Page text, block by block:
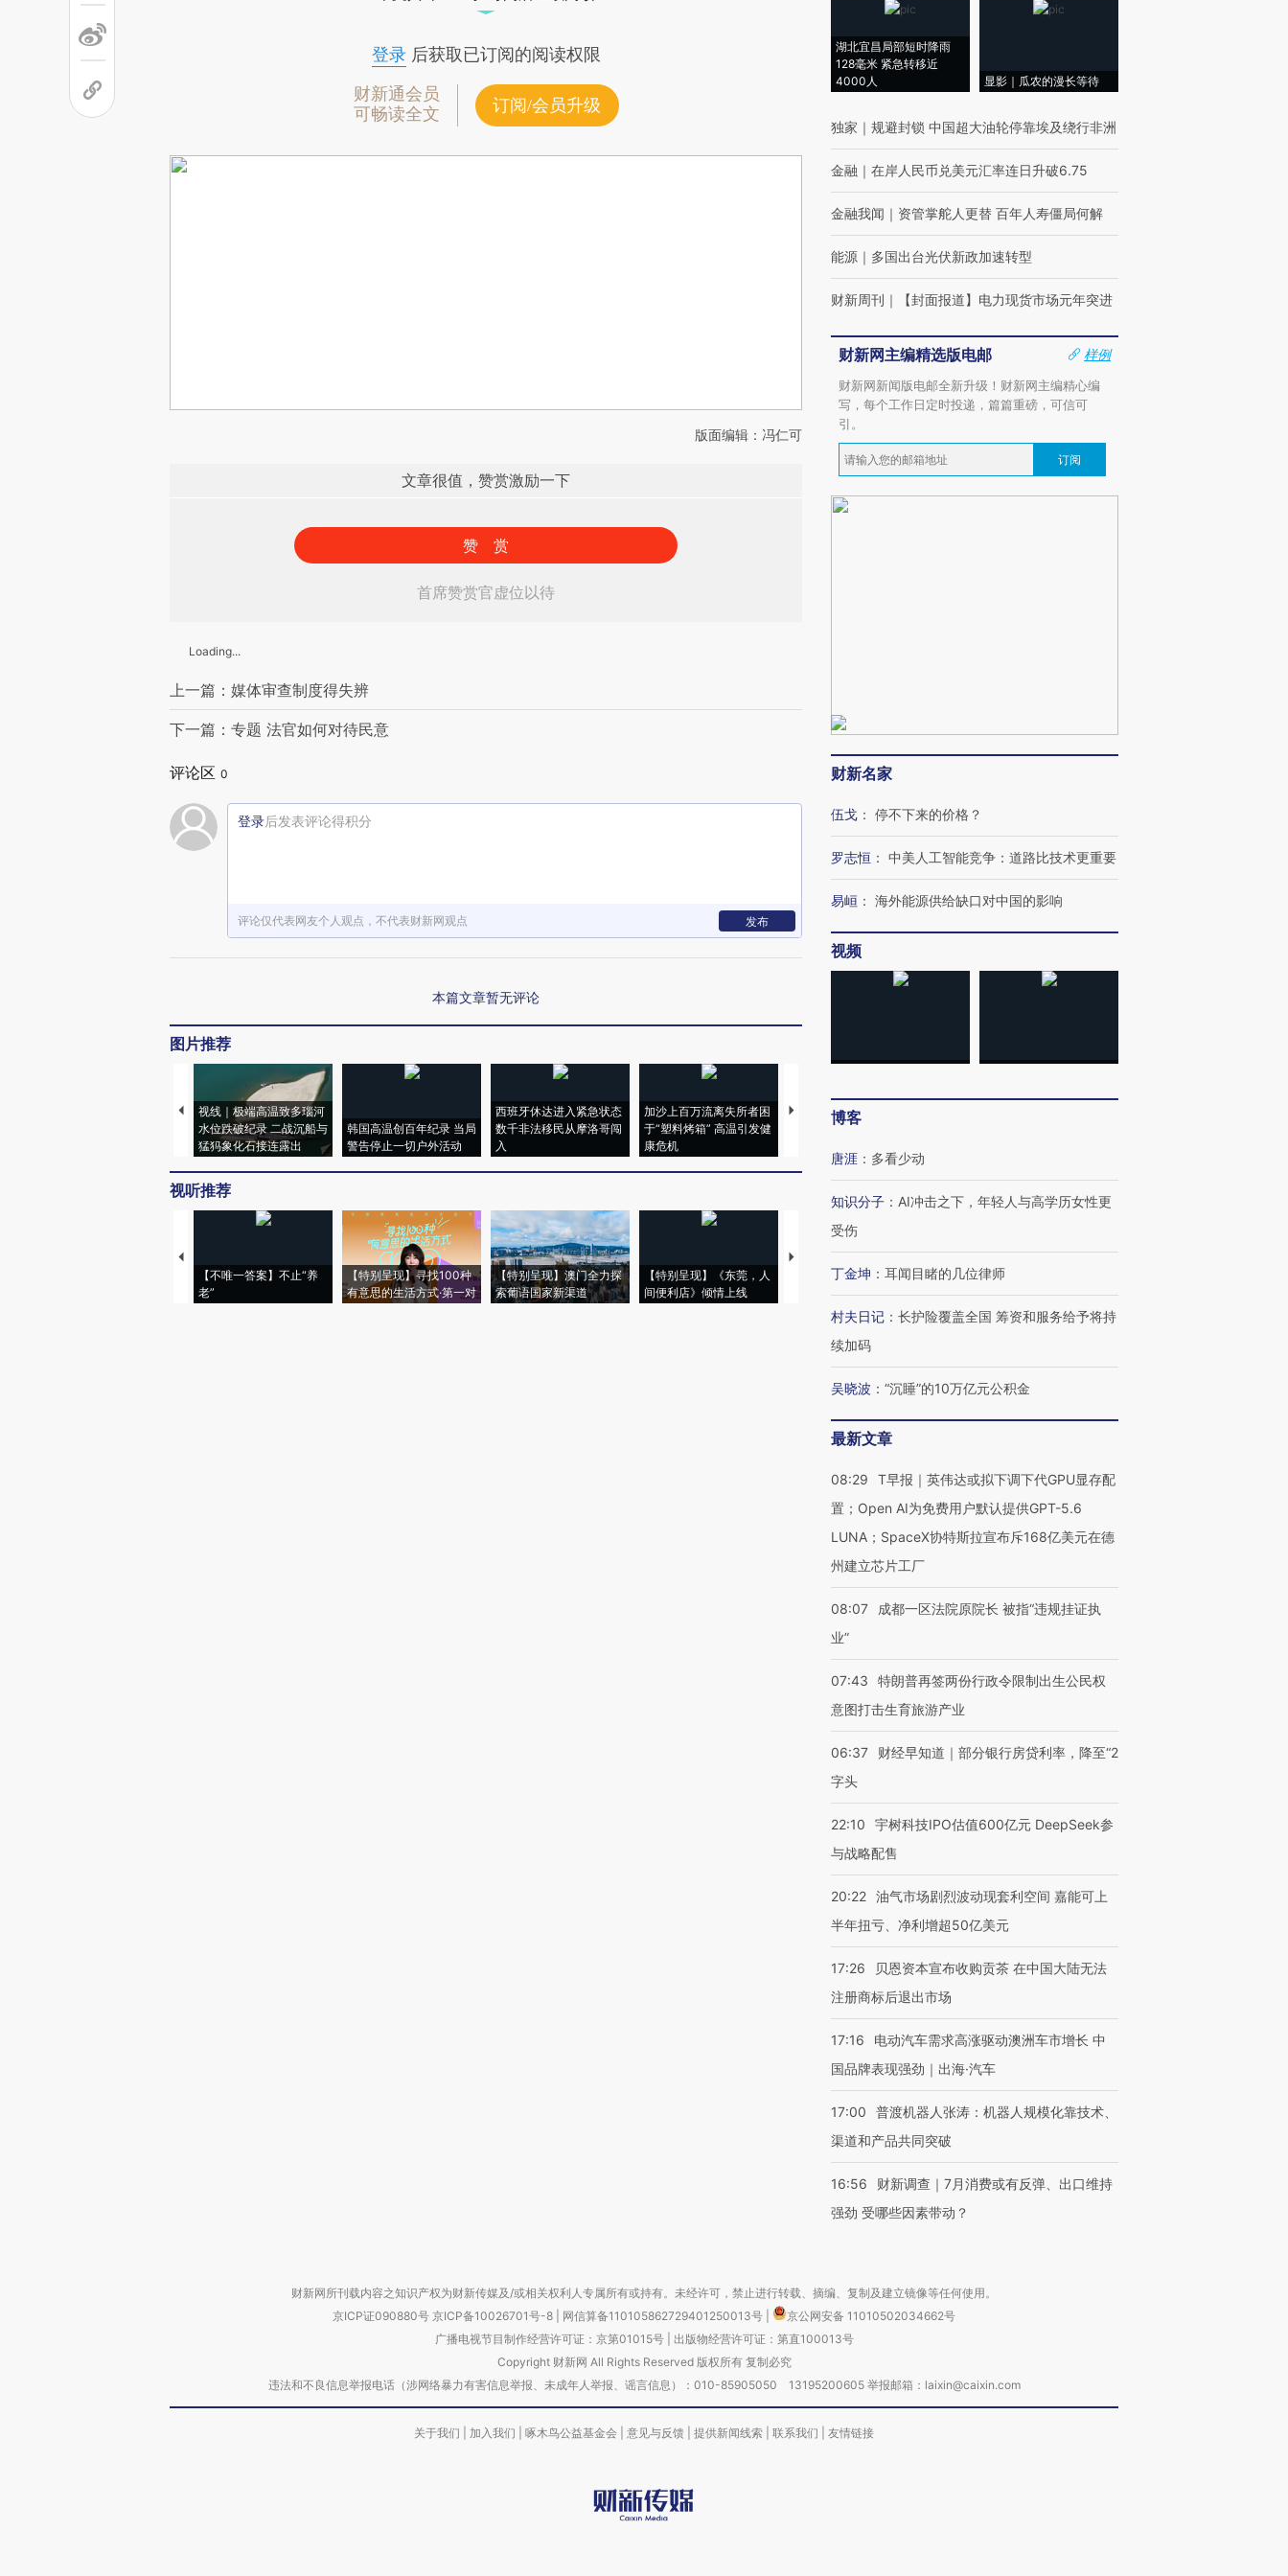
登录后获取已订阅的阅读权限
财新通会员
可畅读全文
订阅/会员升级
版面编辑：冯仁可
文章很值，赞赏激励一下
赞 赏
首席赞赏官虚位以待
Loading...
上一篇：媒体审查制度得失辨
下一篇：专题 法官如何对待民意
评论区 0
登录后发表评论得积分
评论仅代表网友个人观点，不代表财新网观点 发布
本篇文章暂无评论
图片推荐
视线｜极端高温致多瑙河
水位跌破纪录 二战沉船与
猛犸象化石接连露出
韩国高温创百年纪录 当局
警告停止一切户外活动
西班牙休达进入紧急状态
数千非法移民从摩洛哥闯
入
加沙上百万流离失所者困
于“塑料烤箱” 高温引发健
康危机
视线｜HYROX的吸金
术：是什么让中产们甘
视听推荐
【不唯一答案】不止“养
老”
【特别呈现】寻找100种
有意思的生活方式·第一对
【特别呈现】澳门全力探
索葡语国家新渠道
【特别呈现】《东莞，人
间便利店》倾情上线
【推广】走进第四届链博
会，让数智科技“链”接产
【特别呈现】寻找100种
有意思的生活方式·第三对
住三大增长引擎是什么？
湖北宜昌局部短时降雨
128毫米 紧急转移近
4000人
显影｜瓜农的漫长等待
独家 ｜ 规避封锁 中国超大油轮停靠埃及绕行非洲
金融 ｜ 在岸人民币兑美元汇率连日升破6.75
金融我闻 ｜ 资管掌舵人更替 百年人寿僵局何解
能源 ｜ 多国出台光伏新政加速转型
财新周刊 ｜ 【封面报道】电力现货市场元年突进
财新网主编精选版电邮
样例
财新网新闻版电邮全新升级！财新网主编精心编
写，每个工作日定时投递，篇篇重磅，可信可
引。
订阅
财新名家
伍戈 ： 停不下来的价格？
罗志恒 ： 中美人工智能竞争：道路比技术更重要
易峘 ： 海外能源供给缺口对中国的影响
视频
博客
唐涯 ： 多看少动
知识分子 ： AI冲击之下，年轻人与高学历女性更
受伤
丁金坤 ： 耳闻目睹的几位律师
村夫日记 ： 长护险覆盖全国 筹资和服务给予将持
续加码
吴晓波 ： “沉睡”的10万亿元公积金
最新文章
08:29
T早报｜英伟达或拟下调下代GPU显存配
置；Open AI为免费用户默认提供GPT-5.6
LUNA；SpaceX协特斯拉宣布斥168亿美元在德
州建立芯片工厂
08:07
成都一区法院原院长 被指“违规挂证执
业”
07:43
特朗普再签两份行政令限制出生公民权
意图打击生育旅游产业
06:37
财经早知道｜部分银行房贷利率，降至“2
字头
22:10
宇树科技IPO估值600亿元 DeepSeek参
与战略配售
20:22 油气市场剧烈波动现套利空间 嘉能可上
半年扭亏、净利增超50亿美元
17:26
贝恩资本宣布收购贡茶 在中国大陆无法
注册商标后退出市场
17:16
电动汽车需求高涨驱动澳洲车市增长 中
国品牌表现强劲｜出海·汽车
17:00
普渡机器人张涛：机器人规模化靠技术、
渠道和产品共同突破
16:56
财新调查｜7月消费或有反弹、出口维持
强劲 受哪些因素带动？
财新网所刊载内容之知识产权为财新传媒及/或相关权利人专属所有或持有。未经许可，禁止进行转载、摘编、复制及建立镜像等任何使用。
京ICP证090880号 京ICP备10026701号-8 网信算备110105862729401250013号
京公网安备 11010502034662号
广播电视节目制作经营许可证：京第01015号| 出版物经营许可证：第直100013号
Copyright 财新网 All Rights Reserved 版权所有 复制必究
违法和不良信息举报电话（涉网络暴力有害信息举报、未成年人举报、谣言信息）：010-85905050 13195200605 举报邮箱：laixin@caixin.com
关于我们 加入我们 啄木鸟公益基金会 意见与反馈 提供新闻线索 联系我们 友情链接